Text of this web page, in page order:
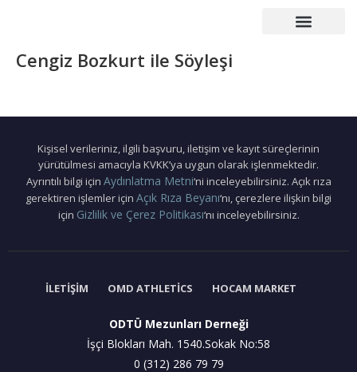
Cengiz Bozkurt ile Söyleşi
Kişisel verileriniz, ilgili başvuru, iletişim ve kayıt süreçlerinin
yürütülmesi amacıyla KVKK’ya uygun olarak işlenmektedir.
Ayrıntılı bilgi için Aydınlatma Metni‘ni inceleyebilirsiniz. Açık rıza
gerektiren işlemler için Açık Rıza Beyanı‘nı, çerezlere ilişkin bilgi
için Gizlilik ve Çerez Politikası‘nı inceleyebilirsiniz.
İLETIŞIM OMD ATHLETICS HOCAM MARKET
ODTÜ Mezunları Derneği
İşçi Blokları Mah. 1540.Sokak No:58
0 (312) 286 79 79